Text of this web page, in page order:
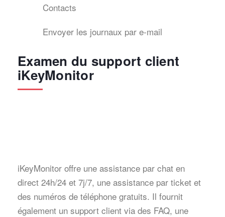
Contacts
Envoyer les journaux par e-mail
Examen du support client
iKeyMonitor
iKeyMonitor offre une assistance par chat en
direct 24h/24 et 7j/7, une assistance par ticket et
des numéros de téléphone gratuits. Il fournit
également un support client via des FAQ, une